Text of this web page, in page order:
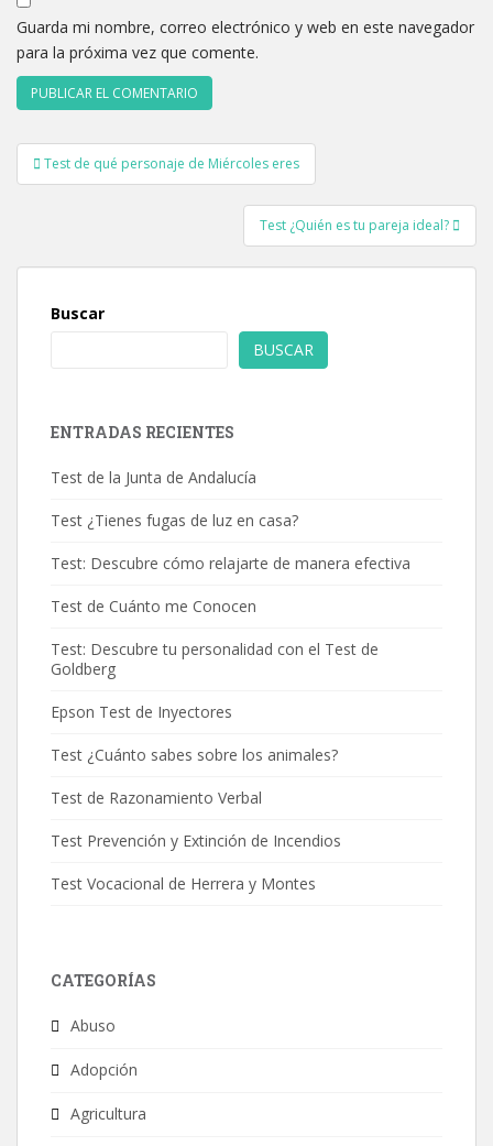
Guarda mi nombre, correo electrónico y web en este navegador
para la próxima vez que comente.
Navegación
de
Test de qué personaje de Miércoles eres
Test ¿Quién es tu pareja ideal?
Buscar
BUSCAR
ENTRADAS RECIENTES
Test de la Junta de Andalucía
Test ¿Tienes fugas de luz en casa?
Test: Descubre cómo relajarte de manera efectiva
Test de Cuánto me Conocen
Test: Descubre tu personalidad con el Test de
Goldberg
Epson Test de Inyectores
Test ¿Cuánto sabes sobre los animales?
Test de Razonamiento Verbal
Test Prevención y Extinción de Incendios
Test Vocacional de Herrera y Montes
CATEGORÍAS
Abuso
Adopción
Agricultura